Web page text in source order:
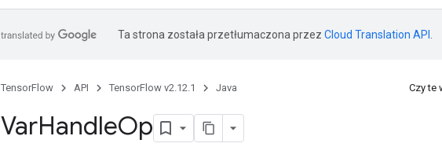
Ta strona została przetłumaczona przez Cloud Translation API
TensorFlow API TensorFlow v2.12.1 Java Czy te
VarHandleOp